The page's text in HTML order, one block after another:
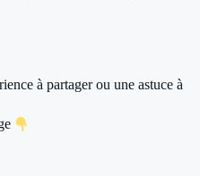
à partager ou une astuce à